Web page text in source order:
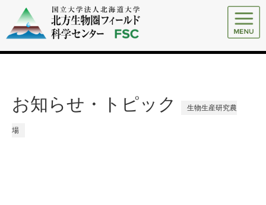
お知らせ・トピック 生物生産研究農
場